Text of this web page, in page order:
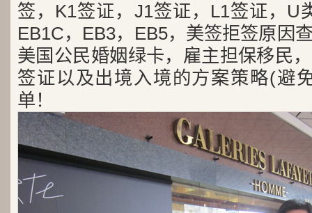
签，K1签证，J1签证，L1签证，U
EB1C，EB3，EB5，美签拒签原因
美国公民婚姻绿卡，雇主担保移民
签证以及出境入境的方案策略(避
单！